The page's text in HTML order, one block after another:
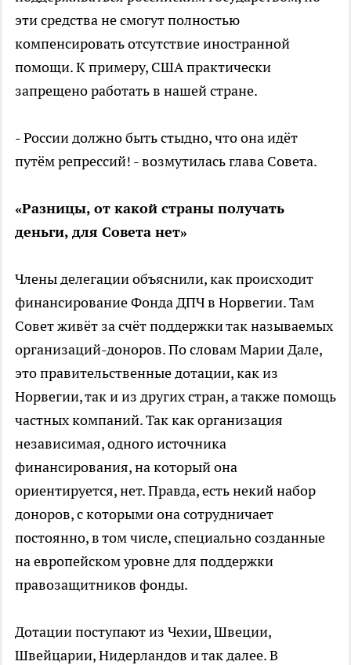
эти средства не смогут полностью
компенсировать отсутствие иностранной
помощи. К примеру, США практически
запрещено работать в нашей стране.
- России должно быть стыдно, что она идёт
путём репрессий! - возмутилась глава Совета.
«Разницы, от какой страны получать
деньги, для Совета нет»
Члены делегации объяснили, как происходит
финансирование Фонда ДПЧ в Норвегии. Там
Совет живёт за счёт поддержки так называемых
организаций-доноров. По словам Марии Дале,
это правительственные дотации, как из
Норвегии, так и из других стран, а также помощь
частных компаний. Так как организация
независимая, одного источника
финансирования, на который она
ориентируется, нет. Правда, есть некий набор
доноров, с которыми она сотрудничает
постоянно, в том числе, специально созданные
на европейском уровне для поддержки
правозащитников фонды.
Дотации поступают из Чехии, Швеции,
Швейцарии, Нидерландов и так далее. В